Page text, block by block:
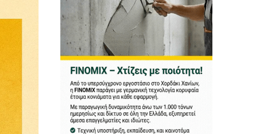
Η ενημέρωση πρέπει να
μας.
λεπτό.